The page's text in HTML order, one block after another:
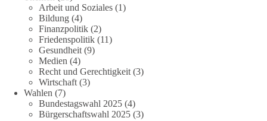
Arbeit und Soziales (1)
Bildung (4)
Finanzpolitik (2)
Friedenspolitik (11)
Gesundheit (9)
Medien (4)
Recht und Gerechtigkeit (3)
Wirtschaft (3)
Wahlen (7)
Bundestagswahl 2025 (4)
Bürgerschaftswahl 2025 (3)